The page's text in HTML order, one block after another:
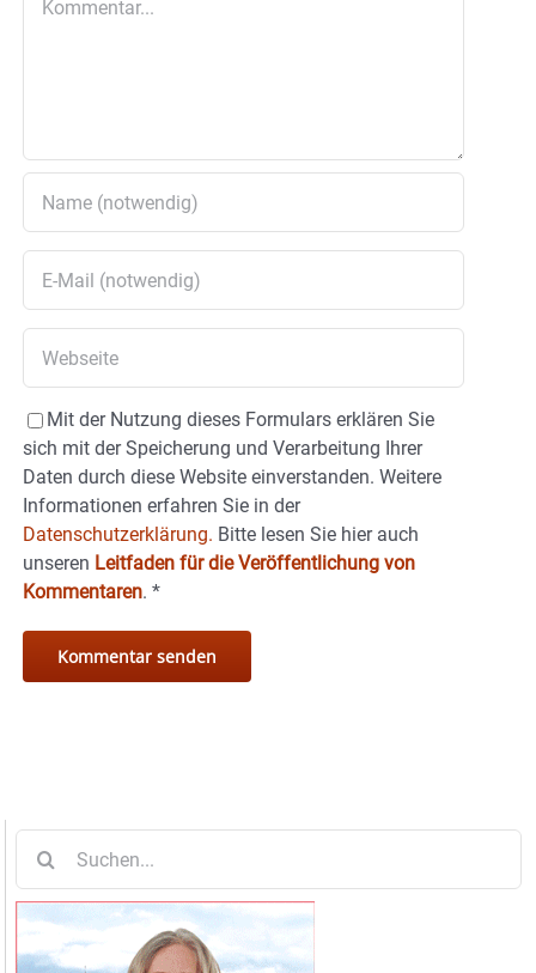
Mit der Nutzung dieses Formulars erklären Sie
sich mit der Speicherung und Verarbeitung Ihrer
Daten durch diese Website einverstanden. Weitere
Informationen erfahren Sie in der
Datenschutzerklärung. Bitte lesen Sie hier auch
unseren Leitfaden für die Veröffentlichung von
Kommentaren. *
nach: